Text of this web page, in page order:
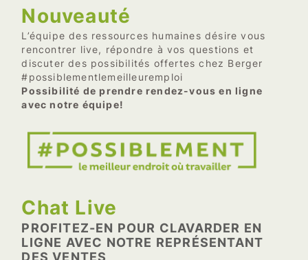
Nouveauté
L’équipe des ressources humaines désire vous
rencontrer live, répondre à vos questions et
discuter des possibilités offertes chez Berger
#possiblementlemeilleuremploi
Possibilité de prendre rendez-vous en ligne
avec notre équipe!
Chat Live
PROFITEZ-EN POUR CLAVARDER EN
LIGNE AVEC NOTRE REPRÉSENTANT
DES VENTES